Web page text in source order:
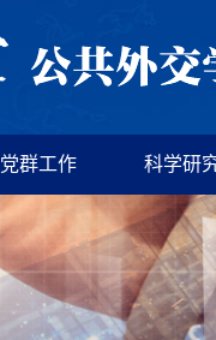
党群工作 科学研